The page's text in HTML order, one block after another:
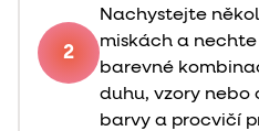
2
Nachystejte
miskách a
barevné
duhu, vzory nebo
barvy a procvičí